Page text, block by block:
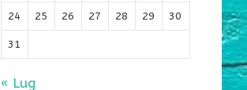
24 25 26 27 28 29 30
31
« Lug